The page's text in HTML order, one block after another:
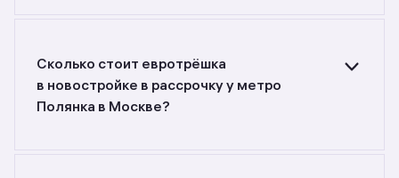
поиском в разделе.
Сколько стоит евротрёшка
в новостройке в рассрочку у метро
Полянка в Москве?